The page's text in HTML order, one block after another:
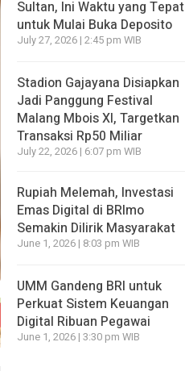
Sultan, Ini Waktu yang Tepat
untuk Mulai Buka Deposito
July 27, 2026 | 2:45 pm WIB
Stadion Gajayana Disiapkan
Jadi Panggung Festival
Malang Mbois XI, Targetkan
Transaksi Rp50 Miliar
July 22, 2026 | 6:07 pm WIB
Rupiah Melemah, Investasi
Emas Digital di BRImo
Semakin Dilirik Masyarakat
June 1, 2026 | 8:03 pm WIB
UMM Gandeng BRI untuk
Perkuat Sistem Keuangan
Digital Ribuan Pegawai
June 1, 2026 | 3:30 pm WIB